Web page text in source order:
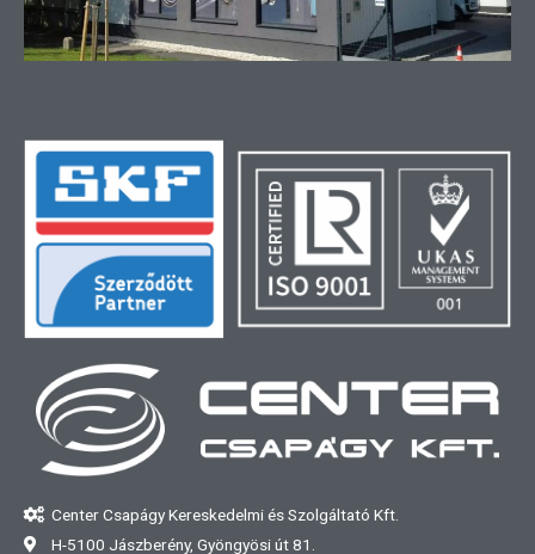
Center Csapágy Kereskedelmi és Szolgáltató Kft.
H-5100 Jászberény, Gyöngyösi út 81.